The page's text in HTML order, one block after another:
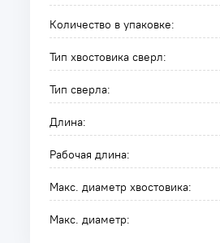
Количество в упаковке:
Тип хвостовика сверл:
Тип сверла:
Длина:
Рабочая длина:
Макс. диаметр хвостовика:
Макс. диаметр: